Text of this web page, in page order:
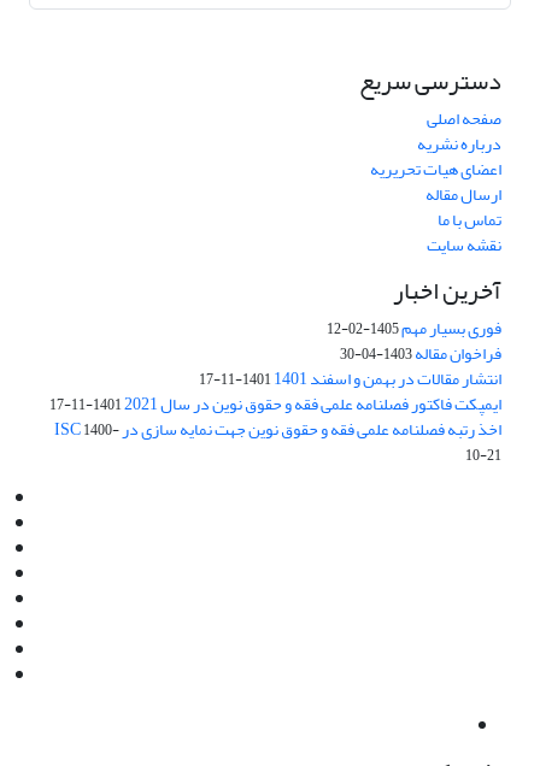
دسترسی سریع
صفحه اصلی
درباره نشریه
اعضای هیات تحریریه
ارسال مقاله
تماس با ما
نقشه سایت
آخرین اخبار
فوری بسیار مهم1405-02-12
فراخوان مقاله1403-04-30
انتشار مقالات در بهمن و اسفند 1401 1401-11-17
ایمپکت فاکتور فصلنامه علمی فقه و حقوق نوین در سال 2021 1401-11-17
اخذ رتبه فصلنامه علمی فقه و حقوق نوین جهت نمایه سازی در ISC1400-
10-21